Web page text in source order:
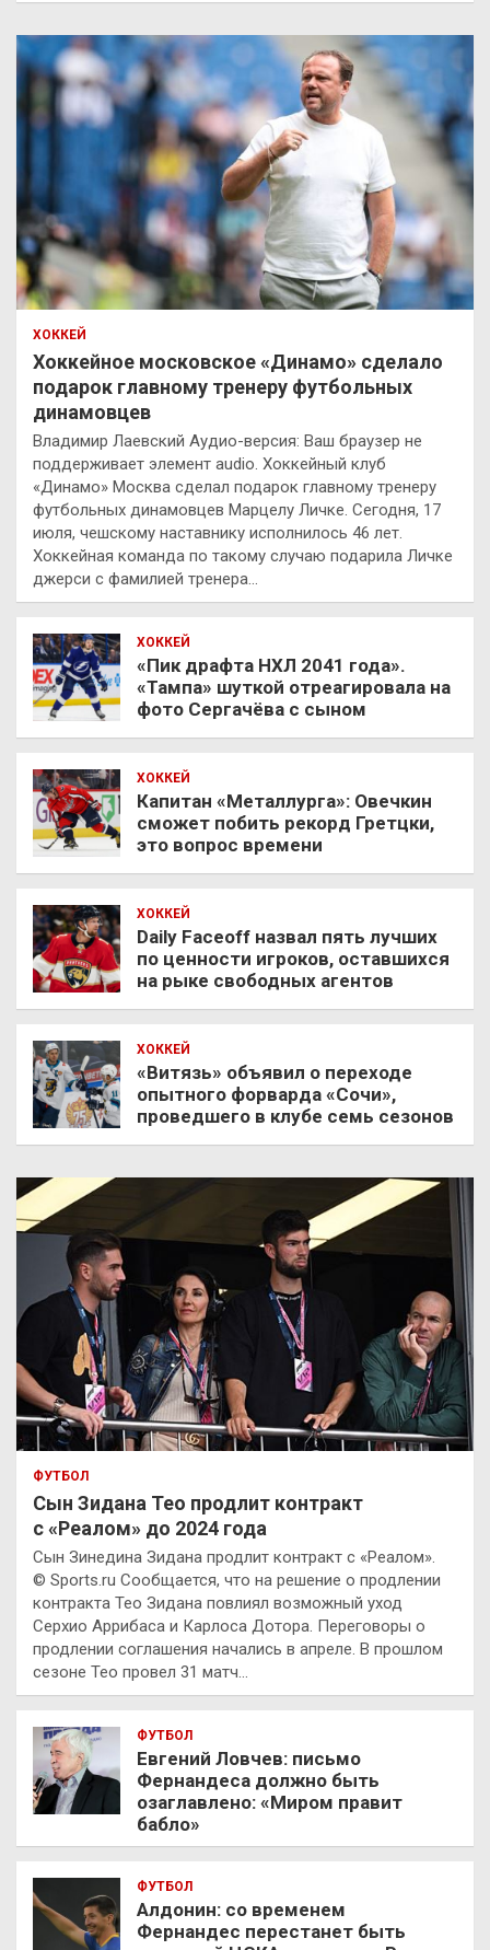
ХОККЕЙ
Хоккейное московское «Динамо» сделало
подарок главному тренеру футбольных
динамовцев
Владимир Лаевский Аудио-версия: Ваш браузер не
поддерживает элемент audio. Хоккейный клуб
«Динамо» Москва сделал подарок главному тренеру
футбольных динамовцев Марцелу Личке. Сегодня, 17
июля, чешскому наставнику исполнилось 46 лет.
Хоккейная команда по такому случаю подарила Личке
джерси с фамилией тренера…
ХОККЕЙ
«Пик драфта НХЛ 2041 года».
«Тампа» шуткой отреагировала на
фото Сергачёва с сыном
ХОККЕЙ
Капитан «Металлурга»: Овечкин
сможет побить рекорд Гретцки,
это вопрос времени
ХОККЕЙ
Daily Faceoff назвал пять лучших
по ценности игроков, оставшихся
на рыке свободных агентов
ХОККЕЙ
«Витязь» объявил о переходе
опытного форварда «Сочи»,
проведшего в клубе семь сезонов
ФУТБОЛ
Сын Зидана Тео продлит контракт
с «Реалом» до 2024 года
Сын Зинедина Зидана продлит контракт с «Реалом».
© Sports.ru Сообщается, что на решение о продлении
контракта Тео Зидана повлиял возможный уход
Серхио Аррибаса и Карлоса Дотора. Переговоры о
продлении соглашения начались в апреле. В прошлом
сезоне Тео провел 31 матч…
ФУТБОЛ
Евгений Ловчев: письмо
Фернандеса должно быть
озаглавлено: «Миром правит
бабло»
ФУТБОЛ
Алдонин: со временем
Фернандес перестанет быть